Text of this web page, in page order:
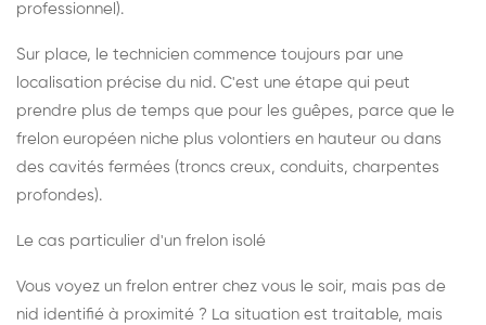
professionnel).
Sur place, le technicien commence toujours par une
localisation précise du nid. C'est une étape qui peut
prendre plus de temps que pour les guêpes, parce que le
frelon européen niche plus volontiers en hauteur ou dans
des cavités fermées (troncs creux, conduits, charpentes
profondes).
Le cas particulier d'un frelon isolé
Vous voyez un frelon entrer chez vous le soir, mais pas de
nid identifié à proximité ? La situation est traitable, mais